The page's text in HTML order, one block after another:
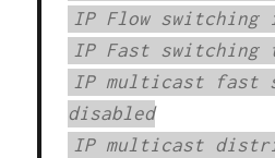
IP Flow switching
IP Fast switching
IP multicast fast
disabled
IP multicast